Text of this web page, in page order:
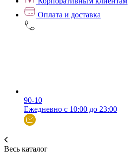
Оплата и доставка
90-10
Ежедневно с 10:00 до 23:00
Весь каталог